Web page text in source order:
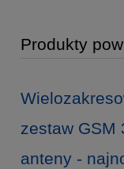
Produkty
zestaw GSM
anteny -